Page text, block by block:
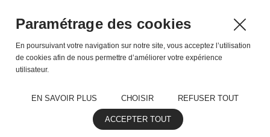
Paramétrage des cookies
En poursuivant votre navigation sur notre site, vous acceptez l’utilisation
de cookies afin de nous permettre d’améliorer votre expérience
utilisateur.
EN SAVOIR PLUS CHOISIR REFUSER TOUT
ACCEPTER TOUT